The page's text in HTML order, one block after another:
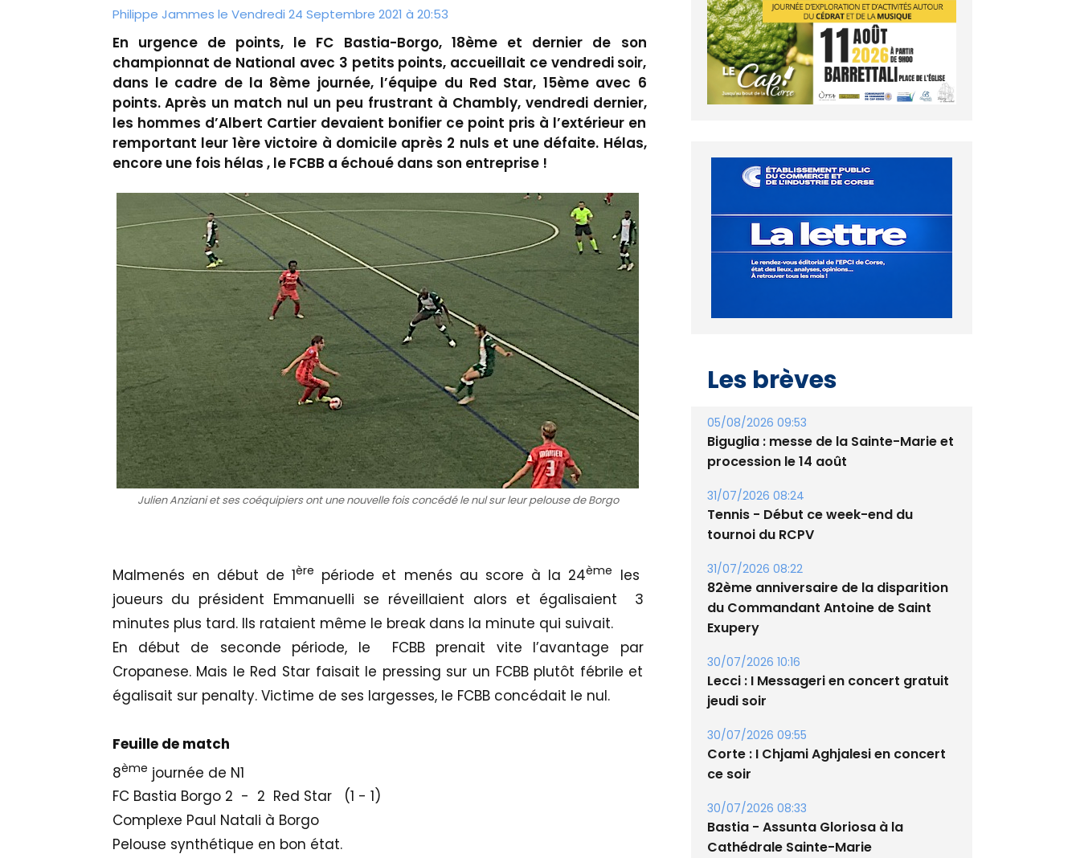
Philippe Jammes le Vendredi 24 Septembre 2021 à 20:53
En urgence de points, le FC Bastia-Borgo, 18ème et dernier de son
championnat de National avec 3 petits points, accueillait ce vendredi soir,
dans le cadre de la 8ème journée, l’équipe du Red Star, 15ème avec 6
points. Après un match nul un peu frustrant à Chambly, vendredi dernier,
les hommes d’Albert Cartier devaient bonifier ce point pris à l’extérieur en
remportant leur 1ère victoire à domicile après 2 nuls et une défaite. Hélas,
encore une fois hélas , le FCBB a échoué dans son entreprise !
Julien Anziani et ses coéquipiers ont une nouvelle fois concédé le nul sur leur pelouse de Borgo
Malmenés en début de 1ère période et menés au score à la 24ème les
joueurs du président Emmanuelli se réveillaient alors et égalisaient 3
minutes plus tard. Ils rataient même le break dans la minute qui suivait.
En début de seconde période, le FCBB prenait vite l’avantage par
Cropanese. Mais le Red Star faisait le pressing sur un FCBB plutôt fébrile et
égalisait sur penalty. Victime de ses largesses, le FCBB concédait le nul.
Feuille de match
8ème journée de N1
FC Bastia Borgo 2 - 2 Red Star (1 - 1)
Complexe Paul Natali à Borgo
Pelouse synthétique en bon état.
Les brèves
05/08/2026 09:53
procession le 14 août
31/07/2026 08:24
tournoi du RCPV
31/07/2026 08:22
82ème anniversaire de la disparition
Exupery
30/07/2026 10:16
jeudi soir
30/07/2026 09:55
ce soir
30/07/2026 08:33